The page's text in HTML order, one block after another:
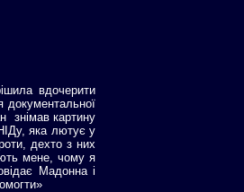
вдочерити
документальної
знімав картину
яка лютує у
дехто з них
мене, чому я
Мадонна і